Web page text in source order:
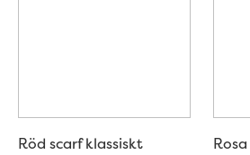
Röd scarf klassiskt